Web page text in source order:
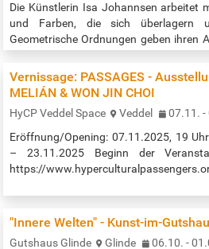
Die Künstlerin Isa Johannsen arbeitet
und Farben, die sich überlagern
Geometrische Ordnungen geben ihren
Bewegung gebracht. So treffen
aufeinander, sichtbare und verdeckte
diesen Schichten…
Vernissage: PASSAGES -
MELIÁN & WON JIN CHOI
HyCP Veddel Space Veddel
07.11. -
Eröffnung/Opening: 07.11.2025, 19
– 23.11.2025 Beginn der
https://
"Innere Welten" - Kunst-im-
Gutshaus Glinde Glinde
06.10. -